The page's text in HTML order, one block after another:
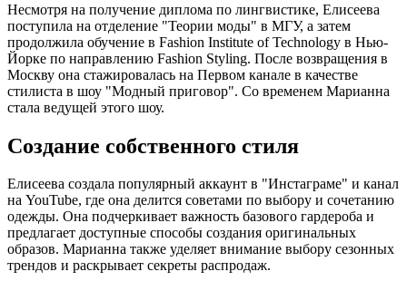
Несмотря на получение диплома по лингвистике, Елисеева
поступила на отделение "Теории моды" в МГУ, а затем
продолжила обучение в Fashion Institute of Technology в Нью-
Йорке по направлению Fashion Styling. После возвращения в
Москву она стажировалась на Первом канале в качестве
стилиста в шоу "Модный приговор". Со временем Марианна
стала ведущей этого шоу.
Создание собственного стиля
Елисеева создала популярный аккаунт в "Инстаграме" и канал
на YouTube, где она делится советами по выбору и сочетанию
одежды. Она подчеркивает важность базового гардероба и
предлагает доступные способы создания оригинальных
образов. Марианна также уделяет внимание выбору сезонных
трендов и раскрывает секреты распродаж.